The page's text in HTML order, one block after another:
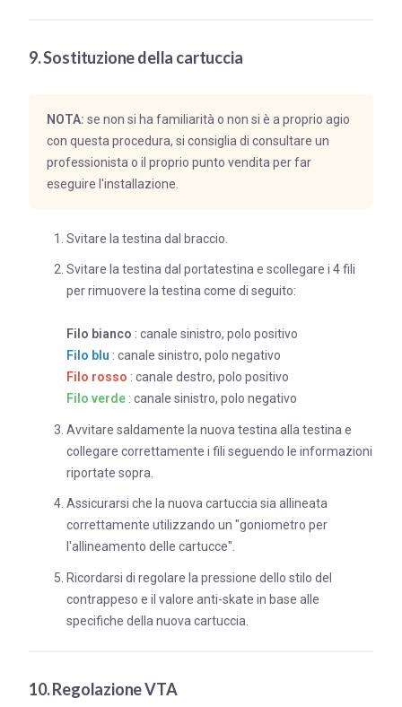
9. Sostituzione della cartuccia
NOTA: se non si ha familiarità o non si è a proprio agio
con questa procedura, si consiglia di consultare un
professionista o il proprio punto vendita per far
eseguire l'installazione.
Svitare la testina dal braccio.
Svitare la testina dal portatestina e scollegare i 4 fili
per rimuovere la testina come di seguito:
Filo bianco : canale sinistro, polo positivo
Filo blu : canale sinistro, polo negativo
Filo rosso : canale destro, polo positivo
Filo verde : canale sinistro, polo negativo
Avvitare saldamente la nuova testina alla testina e
collegare correttamente i fili seguendo le informazioni
riportate sopra.
Assicurarsi che la nuova cartuccia sia allineata
correttamente utilizzando un "goniometro per
l'allineamento delle cartucce".
Ricordarsi di regolare la pressione dello stilo del
contrappeso e il valore anti-skate in base alle
specifiche della nuova cartuccia.
10. Regolazione VTA